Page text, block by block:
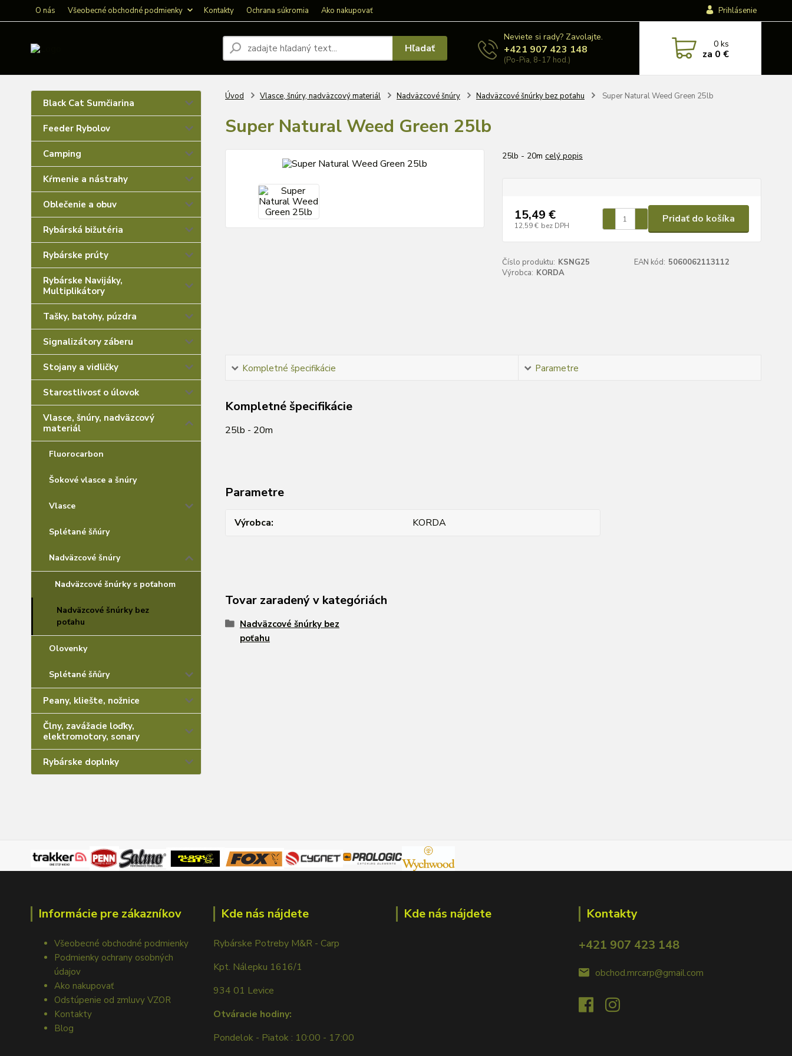
O nás Všeobecné obchodné podmienky Kontakty Ochrana súkromia Ako nakupovať Prihlásenie
Hľadať
Neviete si rady? Zavolajte.
+421 907 423 148
(Po-Pia, 8-17 hod.)
0ks
za 0 €
Black Cat Sumčiarina
Feeder Rybolov
Camping
Kŕmenie a nástrahy
Oblečenie a obuv
Rybárská bižutéria
Rybárske prúty
Rybárske Navijáky,
Multiplikátory
Tašky, batohy, púzdra
Signalizátory záberu
Stojany a vidličky
Starostlivosť o úlovok
Vlasce, šnúry, nadväzcový
materiál
Fluorocarbon
Šokové vlasce a šnúry
Vlasce
Splétané šňúry
Nadväzcové šnúry
Nadväzcové šnúrky s poťahom
Nadväzcové šnúrky bez
poťahu
Olovenky
Splétané šňůry
Peany, kliešte, nožnice
Člny, zavážacie loďky,
elektromotory, sonary
Rybárske doplnky
Úvod Vlasce, šnúry, nadväzcový materiál Nadväzcové šnúry Nadväzcové šnúrky bez poťahu Super Natural Weed Green 25lb
Super Natural Weed Green 25lb
25lb - 20m celý popis
15,49 €
12,59 € bez DPH
Pridať do košíka
Číslo produktu: KSNG25 EAN kód: 5060062113112
Výrobca: KORDA
Kompletné špecifikácie Parametre
Kompletné špecifikácie
25lb - 20m
Parametre
Výrobca KORDA
Tovar zaradený v kategóriách
Nadväzcové šnúrky bez
poťahu
Informácie pre zákazníkov
Všeobecné obchodné podmienky
Podmienky ochrany osobných
údajov
Ako nakupovať
Odstúpenie od zmluvy VZOR
Kontakty
Blog
Kde nás nájdete
Rybárske Potreby M&R - Carp
Kpt. Nálepku 1616/1
934 01 Levice
Otváracie hodiny:
Pondelok - Piatok : 10:00 - 17:00
Kde nás nájdete
Kontakty
+421 907 423 148
obchod.mrcarp@gmail.com